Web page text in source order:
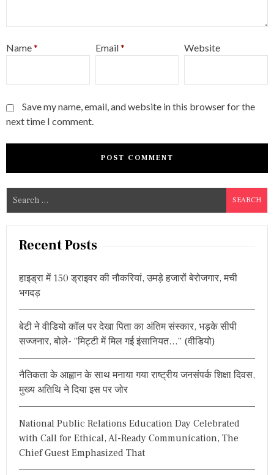
Name* Email* Website
Save my name, email, and website in this browser for the
next time I comment.
e
a
Recent Posts
हाइड्रा में 150 ड्राइवर की नौकरियां, उमड़े हजारों बेरोजगार, मची
भगदड़
बेटी ने वीडियो कॉल पर देखा पिता का अंतिम संस्कार, भड़के सीपी
सज्जनार, बोले- “मिट्टी में मिल गई इंसानियत…” (वीडियो)
नैतिकता के आह्वान के साथ मनाया गया राष्ट्रीय जनसंपर्क शिक्षा दिवस,
मुख्य अतिथि ने दिया इस पर जोर
National Public Relations Education Day Celebrated
with Call for Ethical, AI-Ready Communication, The
Chief Guest Emphasized That